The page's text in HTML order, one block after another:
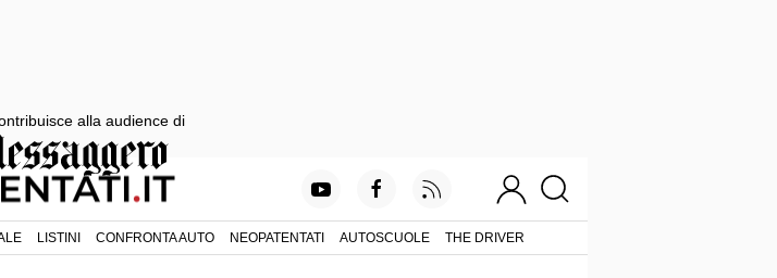
LISTINI CONFRONTA AUTO NEOPATENTATI AUTOSCUOLE THE DRIVER
alla audience di